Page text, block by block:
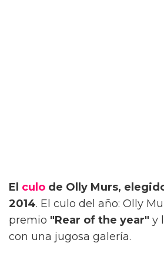
El culo de Olly Murs,
2014. El culo del año: Olly
premio "Rear of the year" y
con una jugosa galería.